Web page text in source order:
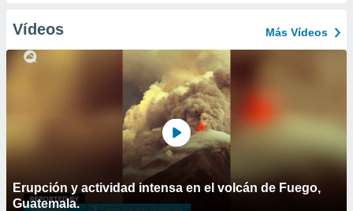
Vídeos Más Vídeos
Erupción y actividad intensa en el volcán de Fuego,
Guatemala.